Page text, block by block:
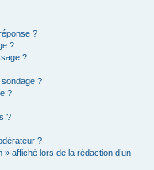
?
?
?
sondage ?
?
?
?
affiché lors de la rédaction d’un